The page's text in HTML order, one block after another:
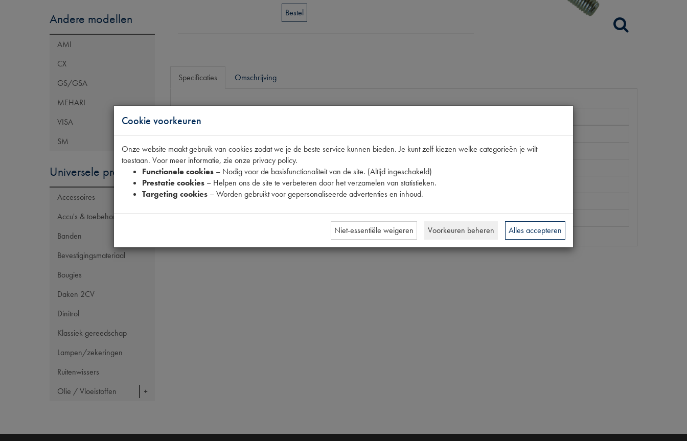
Andere modellen
AMI
CX
GS/GSA
MEHARI
VISA
SM
Universele producten
Accessoires
Accu's & toebehoren
Banden
Bevestigingsmateriaal
Bougies
Daken 2CV
Dinitrol
Klassiek gereedschap
Lampen/zekeringen
Ruitenwissers
Olie / Vloeistoffen
Bestel
Specificaties Omschrijving
Model Citroën
11CV
Artikelcode JF
000.759-S30
Tecdoc brandnummer
0
OE Citroën
759-S30
Cookie voorkeuren
Onze website maakt gebruik van cookies zodat we je de beste service kunnen bieden. Je kunt zelf kiezen welke categorieën je wilt
toestaan. Voor meer informatie, zie onze privacy policy.
Functionele cookies – Nodig voor de basisfunctionaliteit van de site. (Altijd ingeschakeld)
Prestatie cookies – Helpen ons de site te verbeteren door het verzamelen van statistieken.
Targeting cookies – Worden gebruikt voor gepersonaliseerde advertenties en inhoud.
Niet-essentiële weigeren Voorkeuren beheren Alles accepteren